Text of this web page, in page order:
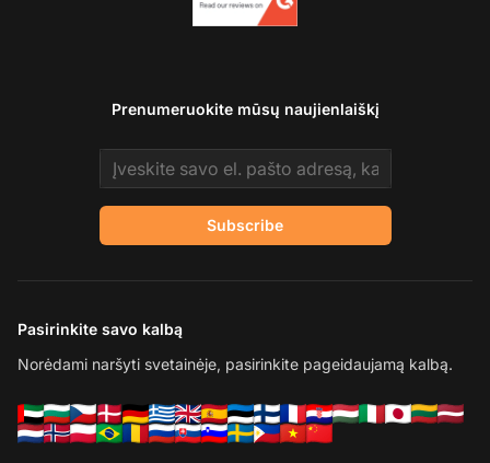
Prenumeruokite mūsų naujienlaiškį
Email address
Subscribe
Pasirinkite savo kalbą
Norėdami naršyti svetainėje, pasirinkite pageidaujamą kalbą.